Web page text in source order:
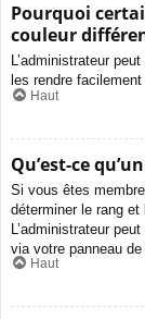
Pourquoi
couleur
L’administrateur
les rendre
Haut
Qu’est-ce
Si vous êtes
déterminer le rang et
L’administrateur
via votre panneau de
Haut